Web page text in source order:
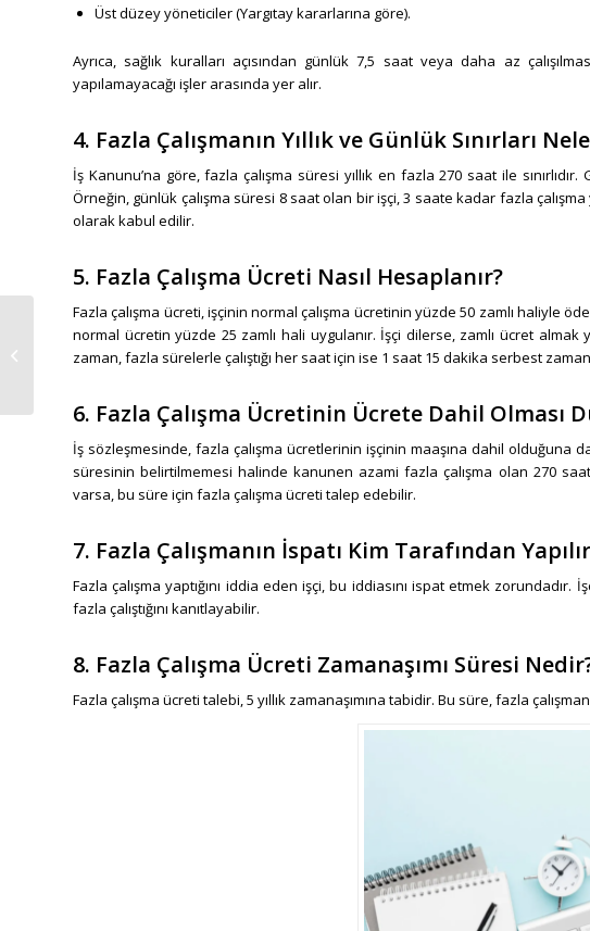
Üst düzey yöneticiler (Yargıtay kararlarına göre).
Ayrıca, sağlık kuralları açısından günlük 7,5 saat veya daha az
yapılamayacağı işler arasında yer alır.
4. Fazla Çalışmanın Yıllık ve Günlük Sınırları
İş Kanunu’na göre, fazla çalışma süresi yıllık en fazla 270 saat ile
Örneğin, günlük çalışma süresi 8 saat olan bir işçi, 3 saate kadar fazla
olarak kabul edilir.
5. Fazla Çalışma Ücreti Nasıl Hesaplanır?
Fazla çalışma ücreti, işçinin normal çalışma ücretinin yüzde 50 zamlı haliyle
normal ücretin yüzde 25 zamlı hali uygulanır. İşçi dilerse, zamlı ücret
zaman, fazla sürelerle çalıştığı her saat için ise 1 saat 15 dakika serbest
6. Fazla Çalışma Ücretinin Ücrete Dahil Olması
İş sözleşmesinde, fazla çalışma ücretlerinin işçinin maaşına dahil olduğuna
süresinin belirtilmemesi halinde kanunen azami fazla çalışma olan 270
varsa, bu süre için fazla çalışma ücreti talep edebilir.
7. Fazla Çalışmanın İspatı Kim Tarafından
Fazla çalışma yaptığını iddia eden işçi, bu iddiasını ispat etmek zorundadır.
fazla çalıştığını kanıtlayabilir.
8. Fazla Çalışma Ücreti Zamanaşımı Süresi
Fazla çalışma ücreti talebi, 5 yıllık zamanaşımına tabidir. Bu süre, fazla
İZİN VE TATİL GÜNLERİ